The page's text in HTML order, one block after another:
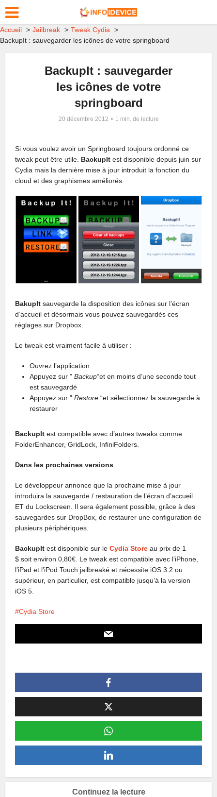
Accueil Jailbreak
Tweak Cydia
BackupIt : sauvegarder les icônes de votre springboard
BackupIt : sauvegarder
les icônes de votre
springboard
20 décembre 2012 1 min. de lecture
Si vous voulez avoir un Springboard toujours ordonné ce
tweak peut être utile. BackupIt est disponible depuis juin sur
Cydia mais la dernière mise à jour introduit la fonction du
cloud ​​et des graphismes améliorés.
BakupIt sauvegarde la disposition des icônes sur l’écran
d’accueil et désormais vous pouvez sauvegardés ces
réglages sur Dropbox.
Le tweak est vraiment facile à utiliser :
Ouvrez l’application
Appuyez sur ”Backup“et en moins d’une seconde tout
est sauvegardé
Appuyez sur ”Restore “et sélectionnez la sauvegarde à
restaurer
BackupIt est compatible avec d’autres tweaks comme
FolderEnhancer, GridLock, InfiniFolders.
Dans les prochaines versions
Le développeur annonce que la prochaine mise à jour
introduira la sauvegarde / restauration de l’écran d’accueil
ET du Lockscreen. Il sera également possible, grâce à des
sauvegardes sur DropBox, de restaurer une configuration de
plusieurs périphériques.
BackupItest disponible sur leCydia Store au prix de 1
$ soit environ 0,80€. Le tweak est compatible avec l’iPhone,
l’iPad et l’iPod Touch jailbreaké et nécessite iOS 3.2 ou
supérieur, en particulier, est compatible jusqu’à la version
iOS 5.
Cydia Store
Continuez la lecture